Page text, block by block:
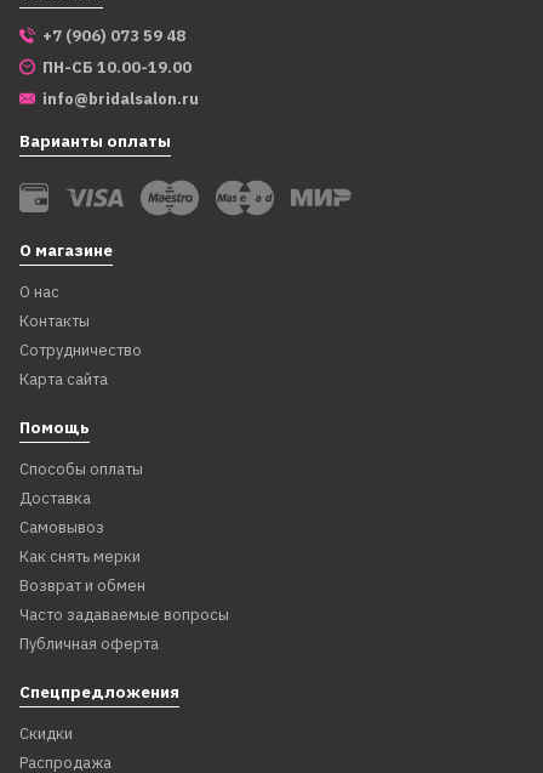
+7 (906) 073 59 48
ПН-СБ 10.00-19.00
info@bridalsalon.ru
Варианты оплаты
О магазине
О нас
Контакты
Сотрудничество
Карта сайта
Помощь
Способы оплаты
Доставка
Самовывоз
Как снять мерки
Возврат и обмен
Часто задаваемые вопросы
Публичная оферта
Спецпредложения
Скидки
Распродажа